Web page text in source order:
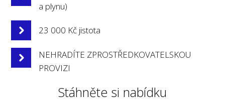
a plynu)
23 000 Kč jistota
NEHRADÍTE ZPROSTŘEDKOVATELSKOU
PROVIZI
Stáhněte si nabídku